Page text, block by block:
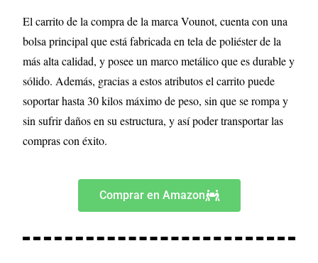
El carrito de la compra de la marca Vounot, cuenta con una
bolsa principal que está fabricada en tela de poliéster de la
más alta calidad, y posee un marco metálico que es durable y
sólido. Además, gracias a estos atributos el carrito puede
soportar hasta 30 kilos máximo de peso, sin que se rompa y
sin sufrir daños en su estructura, y así poder transportar las
compras con éxito.
Comprar en Amazon